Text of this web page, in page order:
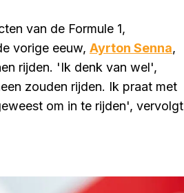
van de Formule 1,
vorige eeuw, Ayrton Senna,
rijden. 'Ik denk van wel',
zouden rijden. Ik praat met
om in te rijden', vervolgt